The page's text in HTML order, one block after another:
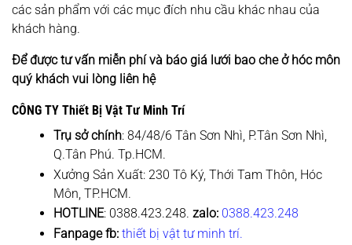
các sản phẩm với các mục đích nhu cầu khác nhau của
khách hàng.
Để được tư vấn miễn phí và báo giá lưới bao che ở hóc môn
quý khách vui lòng liên hệ
CÔNG TY Thiết Bị Vật Tư Minh Trí
Trụ sở chính: 84/48/6 Tân Sơn Nhì, P.Tân Sơn Nhì,
Q.Tân Phú. Tp.HCM.
Xưởng Sản Xuất: 230 Tô Ký, Thới Tam Thôn, Hóc
Môn, TP.HCM.
HOTLINE: 0388.423.248. zalo: 0388.423.248
Fanpage fb: thiết bị vật tư minh trí.